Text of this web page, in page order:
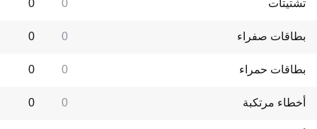
تشتيتات 0
0
بطاقات صفراء 0
0
بطاقات حمراء 0
0
أخطاء مرتكبة 0
0